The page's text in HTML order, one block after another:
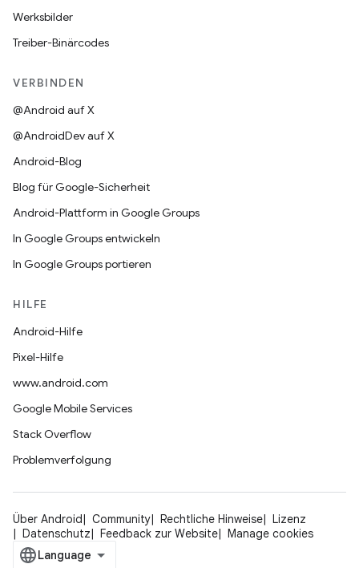
Werksbilder
Treiber-Binärcodes
VERBINDEN
@Android auf X
@AndroidDev auf X
Android-Blog
Blog für Google-Sicherheit
Android-Plattform in Google Groups
In Google Groups entwickeln
In Google Groups portieren
HILFE
Android-Hilfe
Pixel-Hilfe
www.android.com
Google Mobile Services
Stack Overflow
Problemverfolgung
Über Android Community Rechtliche Hinweise
Lizenz
Datenschutz
Feedback zur Website Manage cookies